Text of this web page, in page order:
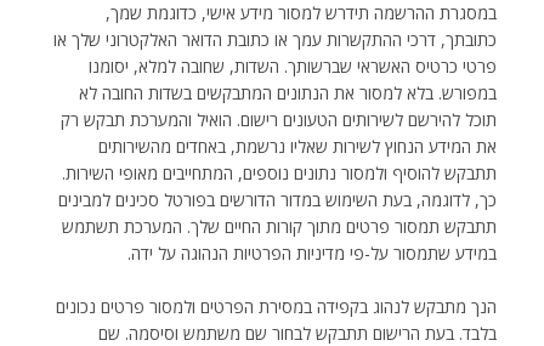
במסגרת ההרשמה תידרש למסור מידע אישי, כדוגמת שמך,
כתובתך, דרכי ההתקשרות עמך או כתובת הדואר האלקטרוני שלך או
פרטי כרטיס האשראי שברשותך. השדות, שחובה למלא, יסומנו
במפורש. בלא למסור את הנתונים המתבקשים בשדות החובה לא
תוכל להירשם לשירותים הטעונים רישום. הואיל והמערכת תבקש רק
את המידע הנחוץ לשירות שאליו נרשמת, באחדים מהשירותים
תתבקש להוסיף ולמסור נתונים נוספים, המתחייבים מאופי השירות.
כך, לדוגמה, בעת השימוש במדור הדורשים בפורטל סכינים למבינים
תתבקש תמסור פרטים מתוך קורות החיים שלך. המערכת תשתמש
במידע שתמסור על-פי מדיניות הפרטיות הנהוגה על ידה.
הנך מתבקש לנהוג בקפידה במסירת הפרטים ולמסור פרטים נכונים
בלבד. בעת הרישום תתבקש לבחור שם משתמש וסיסמה. שם